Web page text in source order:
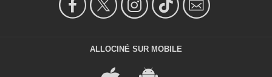
ALLOCINÉ SUR MOBILE